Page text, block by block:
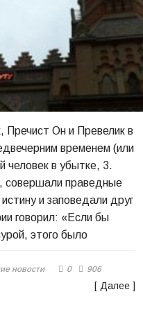
Он и Превелик в
временем (или
человек в убытке, 3.
совершали праведные
и заповедали друг
говорил: «Если бы
этого было
новости 0 906
[ Далее ]